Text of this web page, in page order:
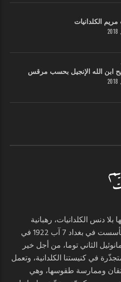
مريم الكلدانيات
ابن الله الإنجيل بحسب مرقس
بلا دنس الكلدانيات، رهبانية
رسولية ذات حق بطريركي. تأسست في بغداد 7 آب 1922 في
الثاني توما، من أجل خير
في كنيستنا الكلدانية، وتعمل
وممارسة طقوسها، وهي